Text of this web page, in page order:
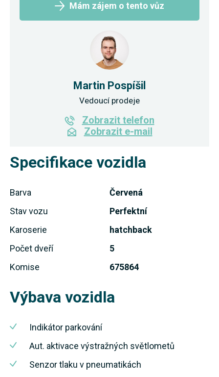
Specifikace vozidla
Barva
Červená
Stav vozu
Perfektní
Karoserie
hatchback
Počet dveří
5
Komise
675864
Výbava vozidla
Indikátor parkování
Aut. aktivace výstražných světlometů
Senzor tlaku v pneumatikách
Mám zájem o tento vůz
Martin Pospíšil
Vedoucí prodeje
Zobrazit telefon
Zobrazit e-mail